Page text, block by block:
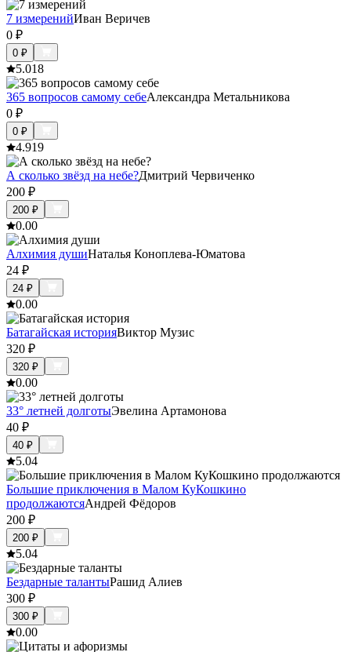
7 измеренийИван Веричев
0 ₽
0 ₽
5.018
365 вопросов самому себеАлександра Метальникова
0 ₽
0 ₽
4.919
А сколько звёзд на небе?Дмитрий Червиченко
200 ₽
200 ₽
0.00
Алхимия душиНаталья Коноплева-Юматова
24 ₽
24 ₽
0.00
Батагайская историяВиктор Музис
320 ₽
320 ₽
0.00
33° летней долготыЭвелина Артамонова
40 ₽
40 ₽
5.04
Большие приключения в Малом КуКошкино
продолжаютсяАндрей Фёдоров
200 ₽
200 ₽
5.04
Бездарные талантыРашид Алиев
300 ₽
300 ₽
0.00